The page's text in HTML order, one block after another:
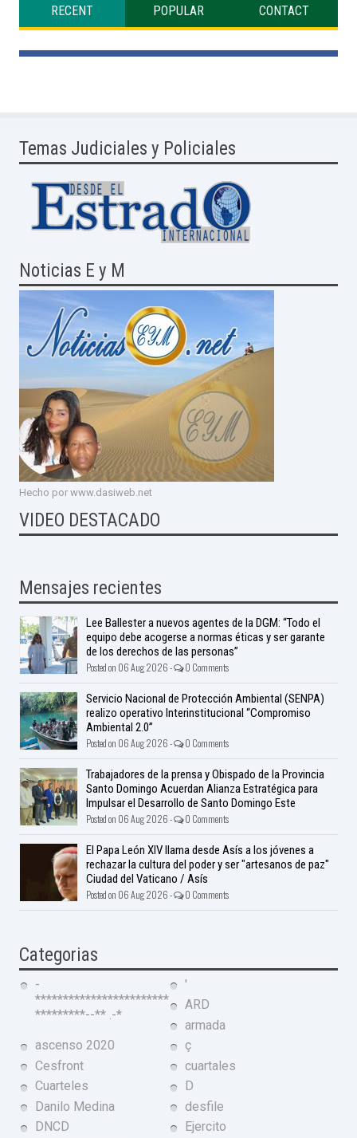
RECENT POPULAR CONTACT
Temas Judiciales y Policiales
Noticias E y M
Hecho por www.dasiweb.net
VIDEO DESTACADO
Mensajes recientes
Lee Ballester a nuevos agentes de la DGM: “Todo el
equipo debe acogerse a normas éticas y ser garante
de los derechos de las personas”
Posted on 06 Aug 2026 - 0 Comments
Servicio Nacional de Protección Ambiental (SENPA)
realizo operativo Interinstitucional “Compromiso
Ambiental 2.0”
Posted on 06 Aug 2026 - 0 Comments
Trabajadores de la prensa y Obispado de la Provincia
Santo Domingo Acuerdan Alianza Estratégica para
Impulsar el Desarrollo de Santo Domingo Este
Posted on 06 Aug 2026 - 0 Comments
El Papa León XIV llama desde Asís a los jóvenes a
rechazar la cultura del poder y ser "artesanos de paz"
Ciudad del Vaticano / Asís
Posted on 06 Aug 2026 - 0 Comments
Categorias
-
************************
*********--** .-*
'
ARD
armada
ascenso 2020
ç
Cesfront
cuartales
Cuarteles
D
Danilo Medina
desfile
DNCD
Ejercito